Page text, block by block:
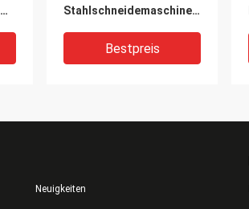
Stahlschneidemaschine
Bestpreis
Neuigkeiten